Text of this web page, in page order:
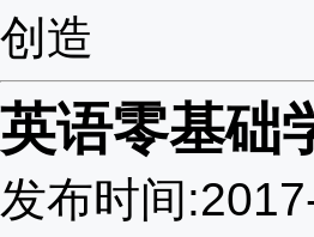
创造
英语零基础
发布时间